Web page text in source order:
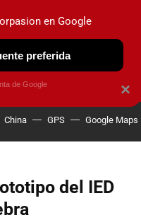
OBSERVATORIO
China GPS Google Maps
del IED
×
en Google
preferida
de Google